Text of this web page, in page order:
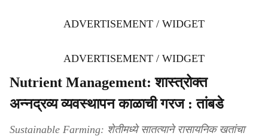
ADVERTISEMENT / WIDGET
ADVERTISEMENT / WIDGET
Nutrient Management: शास्त्रोक्त
अन्नद्रव्य व्यवस्थापन काळाची गरज : तांबडे
Sustainable Farming: शेतीमध्ये सातत्याने रासायनिक खतांचा